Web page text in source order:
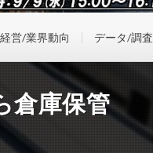
経営/業界動向 データ/調査
倉庫保管